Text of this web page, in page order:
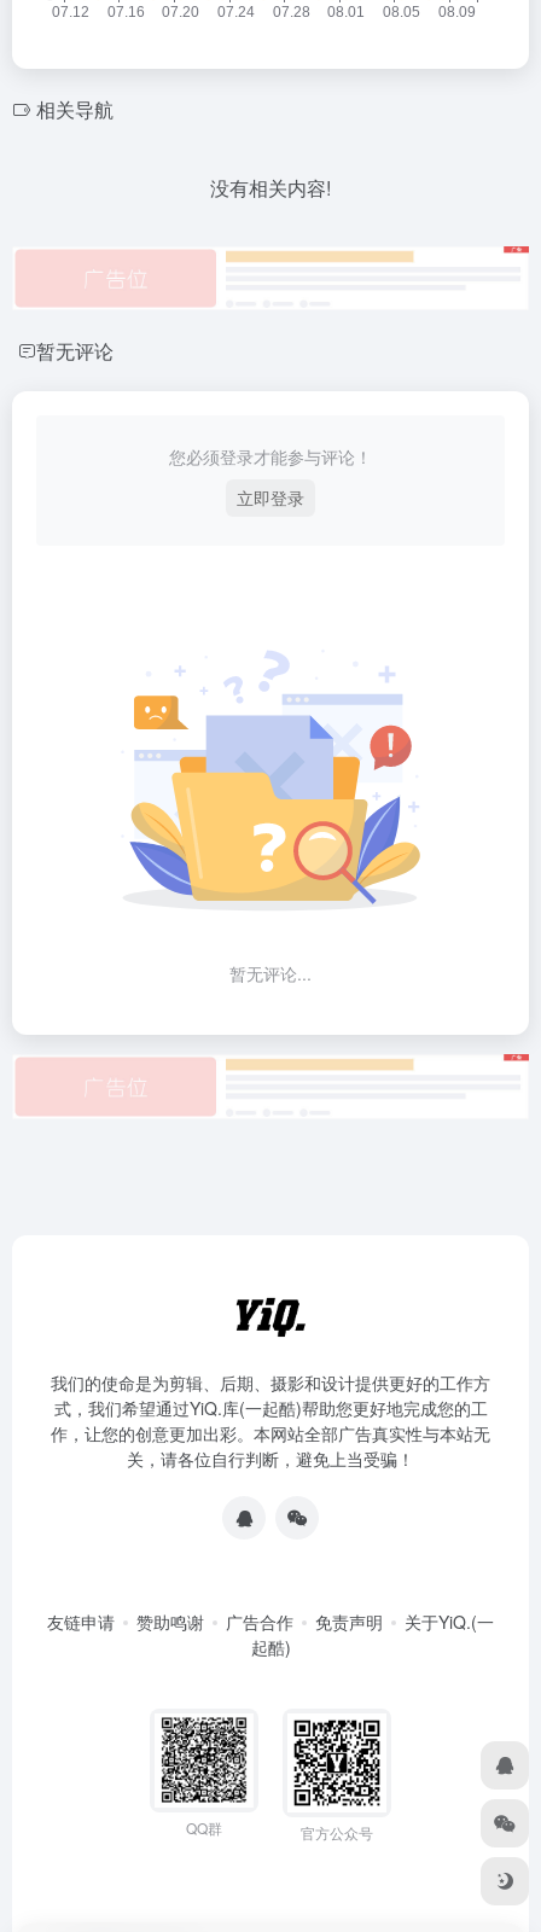
相关导航
没有相关内容!
暂无评论
您必须登录才能参与评论！
立即登录
暂无评论...
我们的使命是为剪辑、后期、摄影和设计提供更好的工作方
式，我们希望通过YiQ.库(一起酷)帮助您更好地完成您的工
作，让您的创意更加出彩。本网站全部广告真实性与本站无
关，请各位自行判断，避免上当受骗！
友链申请 赞助鸣谢 广告合作 免责声明
关于YiQ.(一
起酷)
QQ群 官方公众号